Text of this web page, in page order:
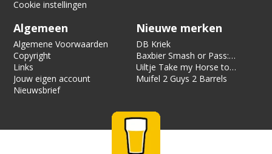
Cookie instellingen
Algemeen
Algemene Voorwaarden
Copyright
Links
Jouw eigen account
Nieuwsbrief
Nieuwe merken
DB Kriek
Baxbier Smash or Pass:
Strata
Uiltje Take my Horse to
the Hotel Room
Muifel 2 Guys 2 Barrels